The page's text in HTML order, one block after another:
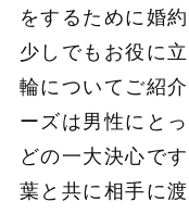
をするために婚
少しでもお役に
輪についてご紹
ーズは男性にと
どの一大決心で
葉と共に相手に